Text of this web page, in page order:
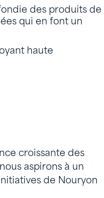
des produits de
qui en font un
haute
croissante des
aspirons à un
de Nouryon